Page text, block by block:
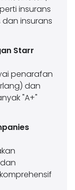
insurans
insurans
Starr
penarafan
dan
"A+"